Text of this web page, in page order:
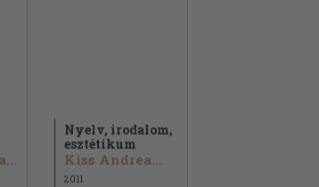
Szakolczay Lajos...
Nyelv, irodalom,
esztétikum
Kiss Andrea...
2011